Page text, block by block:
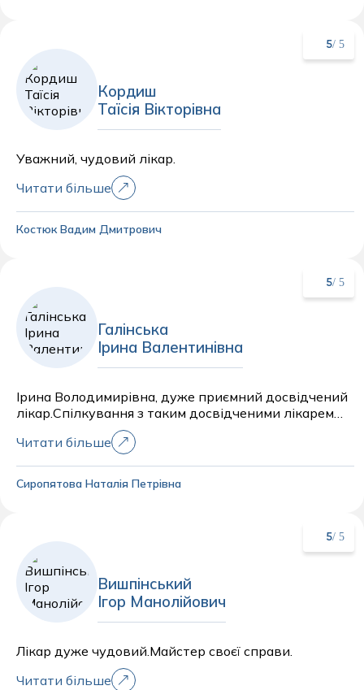
5/ 5
Кордиш
Таїсія Вікторівна
Уважний, чудовий лікар.
Читати більше
Костюк Вадим Дмитрович
5/ 5
Галінська
Ірина Валентинівна
Ірина Володимирівна, дуже приємний досвідчений
лікар.Спілкування з таким досвідченими лікарем
одне задоволення.Бажаю Вам Ірина Володимирівна
наснаги успіху,гарних подій.
Читати більше
Сиропятова Наталія Петрівна
5/ 5
Вишпінський
Ігор Манолійович
Лікар дуже чудовий.Майстер своєї справи.
Читати більше